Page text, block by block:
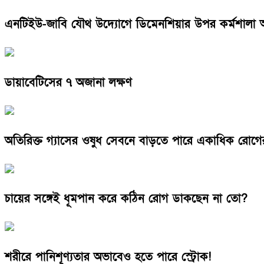
এনটিইউ-জাবি যৌথ উদ্যোগে ডিমেনশিয়ার উপর কর্মশালা
ডায়াবেটিসের ৭ অজানা লক্ষণ
অতিরিক্ত গ্যাসের ওষুধ সেবনে বাড়তে পারে একাধিক
চায়ের সঙ্গেই ধূমপান করে কঠিন রোগ ডাকছেন না তো?
শরীরে পানিশূণ্যতার অভাবেও হতে পারে স্ট্রোক!